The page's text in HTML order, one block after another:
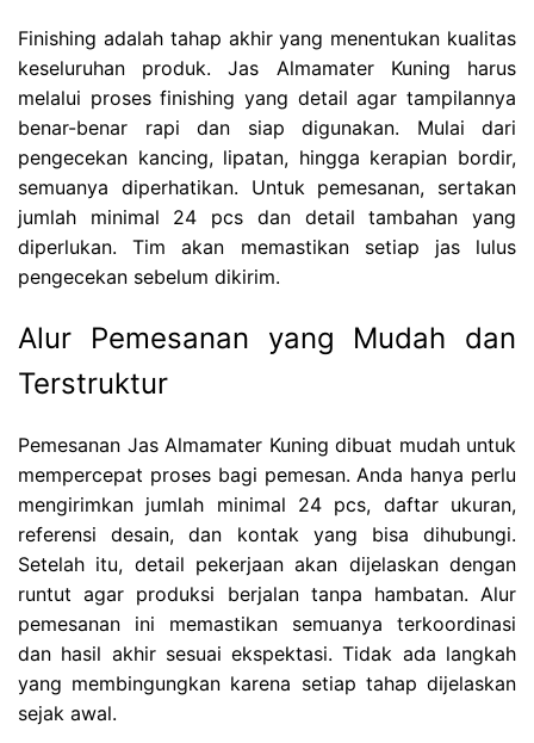
Finishing adalah tahap akhir yang menentukan kualitas
keseluruhan produk. Jas Almamater Kuning harus
melalui proses finishing yang detail agar tampilannya
benar-benar rapi dan siap digunakan. Mulai dari
pengecekan kancing, lipatan, hingga kerapian bordir,
semuanya diperhatikan. Untuk pemesanan, sertakan
jumlah minimal 24 pcs dan detail tambahan yang
diperlukan. Tim akan memastikan setiap jas lulus
pengecekan sebelum dikirim.
Alur Pemesanan yang Mudah dan
Terstruktur
Pemesanan Jas Almamater Kuning dibuat mudah untuk
mempercepat proses bagi pemesan. Anda hanya perlu
mengirimkan jumlah minimal 24 pcs, daftar ukuran,
referensi desain, dan kontak yang bisa dihubungi.
Setelah itu, detail pekerjaan akan dijelaskan dengan
runtut agar produksi berjalan tanpa hambatan. Alur
pemesanan ini memastikan semuanya terkoordinasi
dan hasil akhir sesuai ekspektasi. Tidak ada langkah
yang membingungkan karena setiap tahap dijelaskan
sejak awal.